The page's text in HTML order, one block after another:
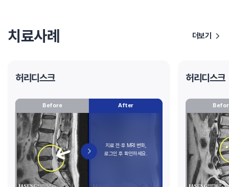
치료사례 더보기
허리디스크
Before After
허리디스크